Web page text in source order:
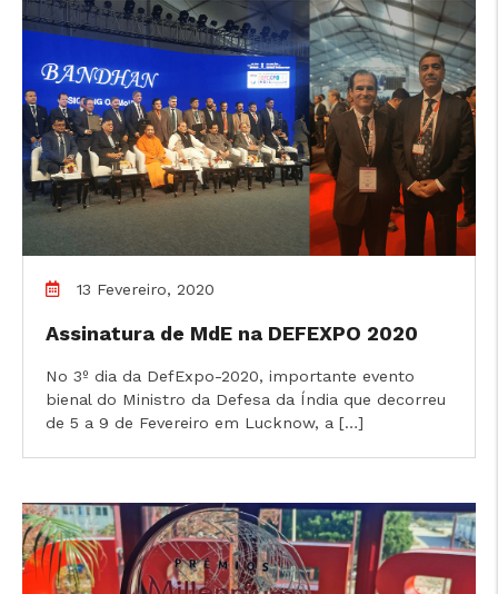
13 Fevereiro, 2020
Assinatura de MdE na DEFEXPO 2020
No 3º dia da DefExpo-2020, importante evento
bienal do Ministro da Defesa da Índia que decorreu
de 5 a 9 de Fevereiro em Lucknow, a […]